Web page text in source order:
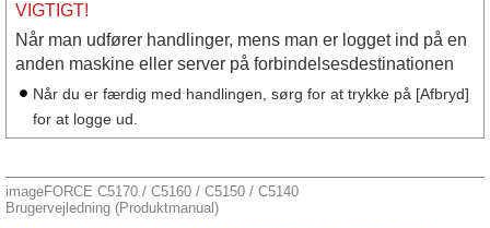
VIGTIGT!
Når man udfører handlinger, mens man er logget ind på en
anden maskine eller server på forbindelsesdestinationen
Når du er færdig med handlingen, sørg for at trykke på [Afbryd]
for at logge ud.
imageFORCE C5170 / C5160 / C5150 / C5140
Brugervejledning (Produktmanual)